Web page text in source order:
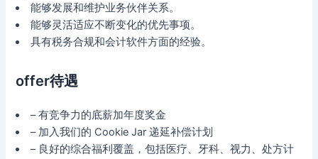
能够发展和维护业务伙伴关系。
能够灵活适应不断变化的优先事项。
具有税务合规和会计软件方面的经验。
offer待遇
– 有竞争力的底薪加年度奖金
– 加入我们的 Cookie Jar 递延补偿计划
– 良好的综合福利覆盖，包括医疗、牙科、视力、处方计